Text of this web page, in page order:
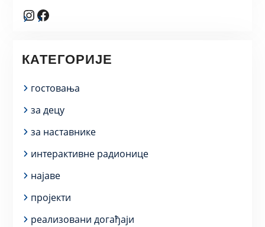
Instagram
Facebook
КАТЕГОРИЈЕ
гостовања
за децу
за наставнике
интерактивне радионице
најаве
пројекти
реализовани догађаји